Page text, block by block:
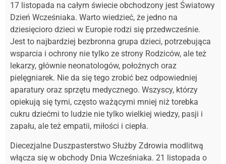
17 listopada na całym świecie obchodzony jest Światowy
Dzień Wcześniaka. Warto wiedzieć, że jedno na
dziesięcioro dzieci w Europie rodzi się przedwcześnie.
Jest to najbardziej bezbronna grupa dzieci, potrzebująca
wsparcia i ochrony nie tylko ze strony Rodziców, ale też
lekarzy, głównie neonatologów, położnych oraz
pielęgniarek. Nie da się tego zrobić bez odpowiedniej
aparatury oraz sprzętu medycznego. Wszyscy, którzy
opiekują się tymi, często ważącymi mniej niż torebka
cukru dziećmi to ludzie nie tylko wielkiej wiedzy, pasji i
zapału, ale też empatii, miłości i ciepła.
Diecezjalne Duszpasterstwo Służby Zdrowia modlitwą
włącza się w obchody Dnia Wcześniaka. 21 listopada o